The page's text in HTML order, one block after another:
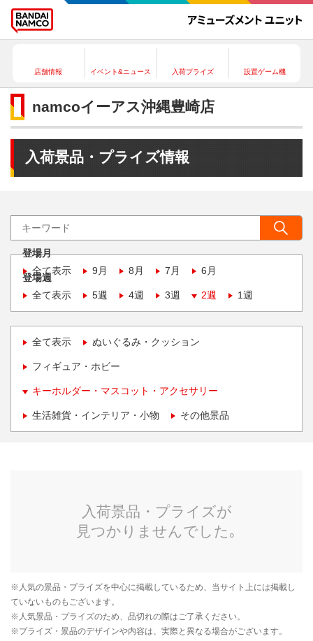
店舗情報 イベント&ニュース 入荷プライズ 設置ゲーム機
namcoイーアス沖縄豊崎店
入荷景品・プライズ情報
登場月
全て表示
9月 8月 7月 6月
登場週
全て表示
5週 4週 3週 2週 1週
全て表示 ぬいぐるみ・クッション
フィギュア・ホビー
キーホルダー・マスコット・アクセサリー
生活雑貨・インテリア・小物 その他景品